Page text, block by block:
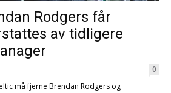
Rodgers får
av tidligere
0
må fjerne Brendan Rodgers og